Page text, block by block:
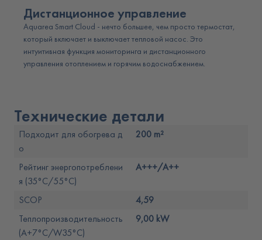
Дистанционное управление
Aquarea Smart Cloud - нечто большее, чем просто термостат,
который включает и выключает тепловой насос. Это
интуитивная функция мониторинга и дистанционного
управления отоплением и горячим водоснабжением.
Технические детали
Подходит для обогрева д
о
200 m²
Рейтинг энергопотреблени
я (35°C/55°C)
A+++/A++
SCOP
4,59
Теплопроизводительность
(A+7°C/W35°C)
9,00 kW